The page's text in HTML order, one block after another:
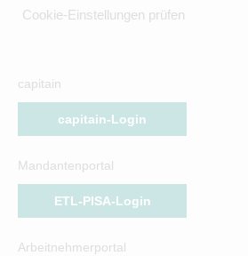
Cookie-Einstellungen prüfen
capitain
capitain-Login
Mandantenportal
ETL-PISA-Login
Arbeitnehmerportal